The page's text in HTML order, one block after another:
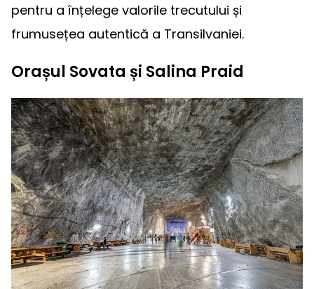
pentru a înțelege valorile trecutului și
frumusețea autentică a Transilvaniei.
Orașul Sovata și Salina Praid